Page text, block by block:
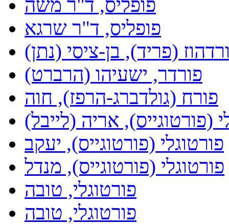
פופליס, ד"ר משה
פופליס, ד"ר שרגא
(פריד), בן-ציסי (נתן)
פורדר, ישעיהו (הרברט)
פורח (גולדברג-הרפז), חוה
(פורטוגייס), אריה (לייבל)
פורטוגלי (פורטוגייס), יעקב
פורטוגלי (פורטוגייס), מנדל
פורטוגלי, טובה
פורטוגלי, טובה